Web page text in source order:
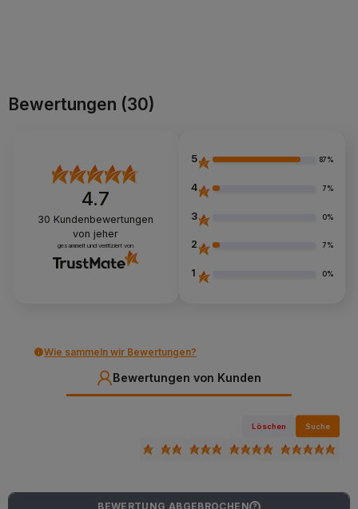
Bewertungen (30)
4.7
30 Kundenbewertungen
von jeher
gesammelt und verifiziert von
5 87%
4 7%
3 0%
2 7%
1 0%
Wie sammeln wir Bewertungen?
Bewertungen von Kunden
Löschen Suche
BEWERTUNG ABGEBROCHEN ?